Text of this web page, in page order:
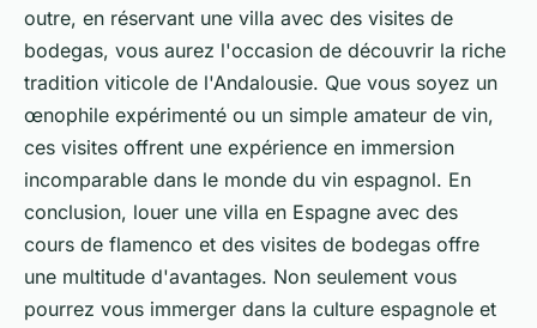
outre, en réservant une villa avec des visites de
bodegas, vous aurez l'occasion de découvrir la riche
tradition viticole de l'Andalousie. Que vous soyez un
œnophile expérimenté ou un simple amateur de vin,
ces visites offrent une expérience en immersion
incomparable dans le monde du vin espagnol. En
conclusion, louer une villa en Espagne avec des
cours de flamenco et des visites de bodegas offre
une multitude d'avantages. Non seulement vous
pourrez vous immerger dans la culture espagnole et